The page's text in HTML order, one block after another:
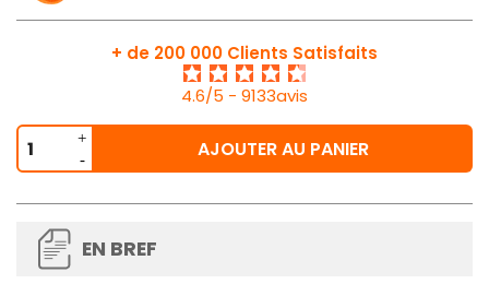
+ de 200 000 Clients Satisfaits
4.6/5 - 9133avis
AJOUTER AU PANIER
EN BREF